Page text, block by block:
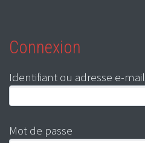
Connexion
Identifiant ou adresse e-mail
Mot de passe